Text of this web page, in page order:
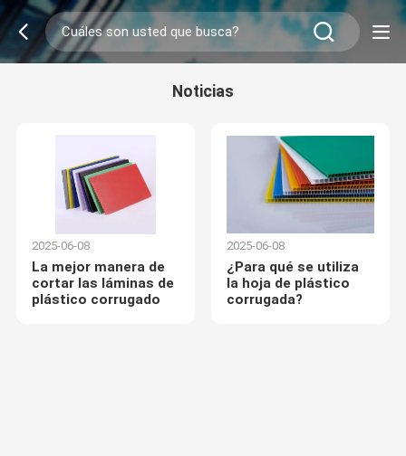
Noticias
2025-06-08
La mejor manera de
cortar las láminas de
plástico corrugado
2025-06-08
¿Para qué se utiliza
la hoja de plástico
corrugada?